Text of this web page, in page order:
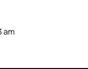
am